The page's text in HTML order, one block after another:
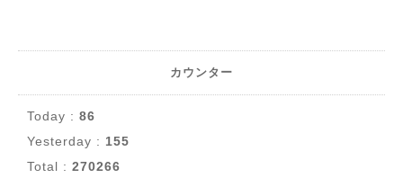
カウンター
Today : 86
Yesterday : 155
Total : 270266